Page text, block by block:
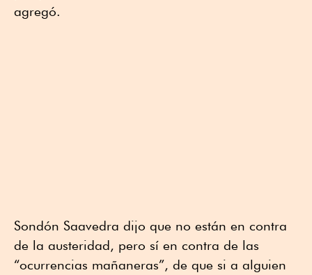
agregó.
Sondón Saavedra dijo que no están en contra
de la austeridad, pero sí en contra de las
“ocurrencias mañaneras”, de que si a alguien